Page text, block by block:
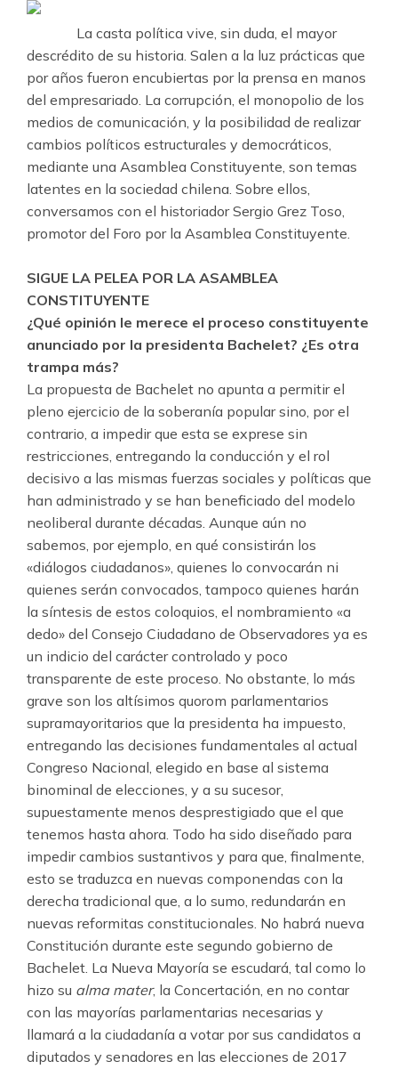
La casta política vive, sin duda, el mayor
descrédito de su historia. Salen a la luz prácticas que
por años fueron encubiertas por la prensa en manos
del empresariado. La corrupción, el monopolio de los
medios de comunicación, y la posibilidad de realizar
cambios políticos estructurales y democráticos,
mediante una Asamblea Constituyente, son temas
latentes en la sociedad chilena. Sobre ellos,
conversamos con el historiador Sergio Grez Toso,
promotor del Foro por la Asamblea Constituyente.
SIGUE LA PELEA POR LA ASAMBLEA
CONSTITUYENTE
¿Qué opinión le merece el proceso constituyente
anunciado por la presidenta Bachelet? ¿Es otra
trampa más?
La propuesta de Bachelet no apunta a permitir el
pleno ejercicio de la soberanía popular sino, por el
contrario, a impedir que esta se exprese sin
restricciones, entregando la conducción y el rol
decisivo a las mismas fuerzas sociales y políticas que
han administrado y se han beneficiado del modelo
neoliberal durante décadas. Aunque aún no
sabemos, por ejemplo, en qué consistirán los
«diálogos ciudadanos», quienes lo convocarán ni
quienes serán convocados, tampoco quienes harán
la síntesis de estos coloquios, el nombramiento «a
dedo» del Consejo Ciudadano de Observadores ya es
un indicio del carácter controlado y poco
transparente de este proceso. No obstante, lo más
grave son los altísimos quorom parlamentarios
supramayoritarios que la presidenta ha impuesto,
entregando las decisiones fundamentales al actual
Congreso Nacional, elegido en base al sistema
binominal de elecciones, y a su sucesor,
supuestamente menos desprestigiado que el que
tenemos hasta ahora. Todo ha sido diseñado para
impedir cambios sustantivos y para que, finalmente,
esto se traduzca en nuevas componendas con la
derecha tradicional que, a lo sumo, redundarán en
nuevas reformitas constitucionales. No habrá nueva
Constitución durante este segundo gobierno de
Bachelet. La Nueva Mayoría se escudará, tal como lo
hizo su alma mater, la Concertación, en no contar
con las mayorías parlamentarias necesarias y
llamará a la ciudadanía a votar por sus candidatos a
diputados y senadores en las elecciones de 2017